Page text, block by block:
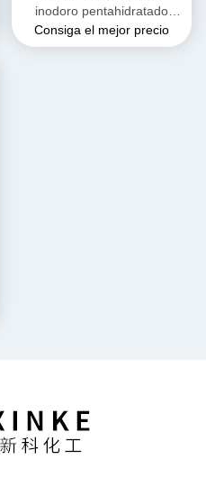
inodoro pentahidratado
soluble en agua Peso
molecular 212.14 G/mol
Consiga el mejor precio